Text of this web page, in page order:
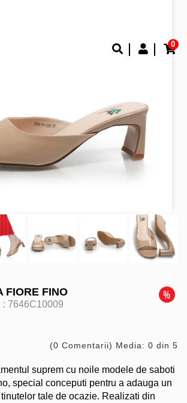
0
FIORE FINO
: 7646C10009
(0 Comentarii) Media: 0 din 5
suprem cu noile modele de saboti
special conceputi pentru a adauga un
tale de ocazie. Realizati din